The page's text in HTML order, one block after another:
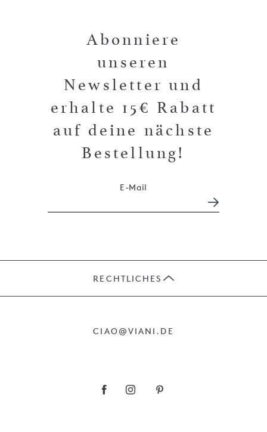
Abonniere
unseren
Newsletter und
erhalte 15€ Rabatt
auf deine nächste
Bestellung!
E-Mail
RECHTLICHES
CIAO@VIANI.DE